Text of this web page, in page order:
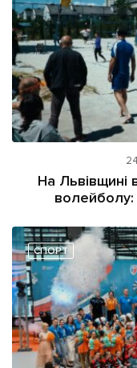
На Львівщині
волейболу:
СПОРТ